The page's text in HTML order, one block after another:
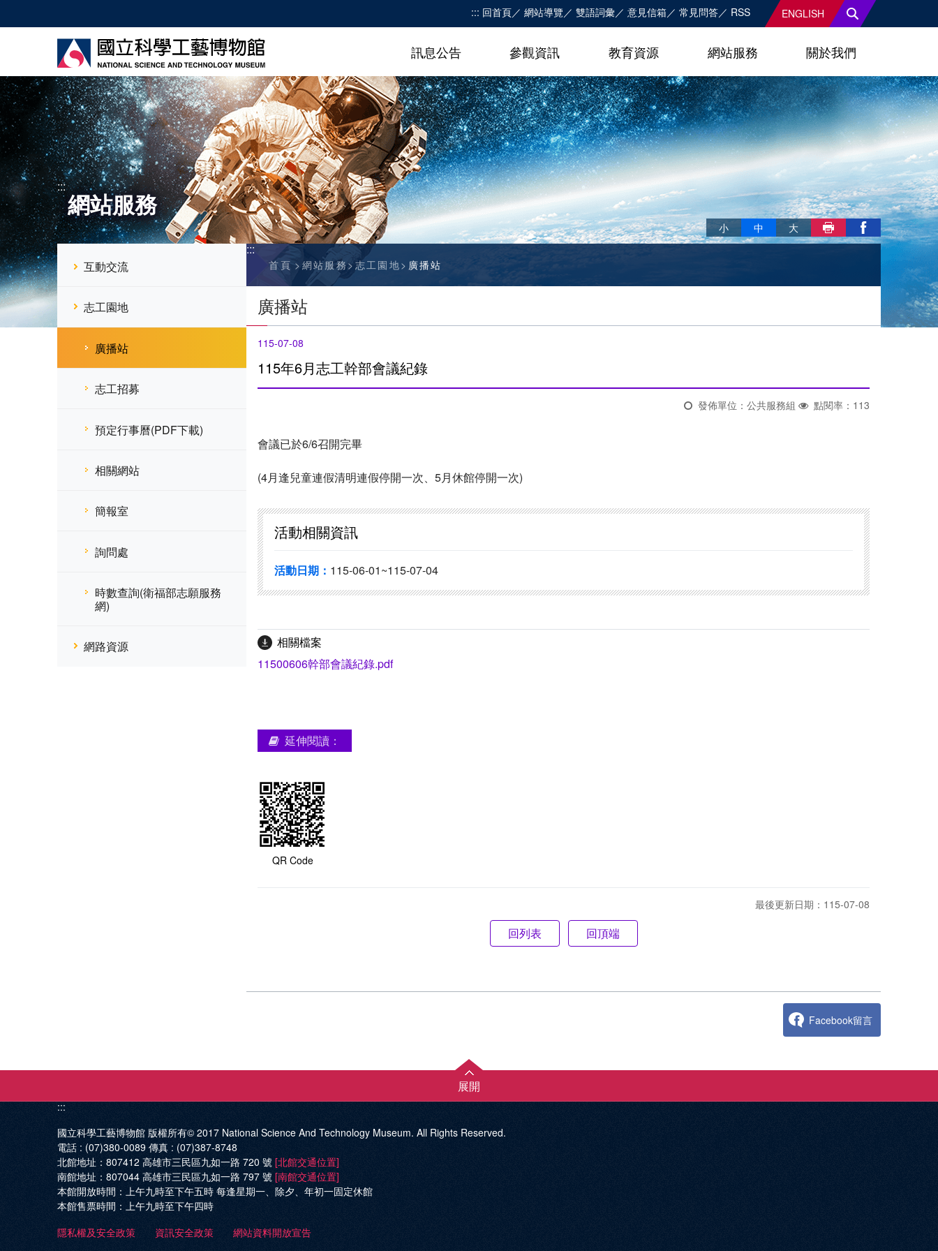
主
::: 回首頁 網站導覽 雙語詞彙 意見信箱 常見問答 RSS ENGLISH
訊息公告 參觀資訊 教育資源 網站服務 關於我們
:::
網站服務
互動交流
志工園地
廣播站
志工招募
預定行事曆(PDF下載)
相關網站
簡報室
詢問處
時數查詢(衛福部志願服務
網)
網路資源
略過字型切換，社群分享工具列
小
中 大
:::
首頁 網站服務 志工園地 廣播站
廣播站
115-07-08
115年6月志工幹部會議紀錄
發佈單位：公共服務組 點閱率：113
會議已於6/6召開完畢
(4月逢兒童連假清明連假停開一次、5月休館停開一次)
活動相關資訊
活動日期： 115-06-01~115-07-04
相關檔案
11500606幹部會議紀錄.pdf
延伸閱讀：
QR Code
最後更新日期：115-07-08
回頂端
Facebook留言
展開
:::
國立科學工藝博物館 版權所有© 2017 National Science And Technology Museum. All Rights Reserved.
電話 : (07)380-0089 傳真 : (07)387-8748
北館地址： 807412 高雄市三民區九如一路 720 號 [北館交通位置]
南館地址： 807044 高雄市三民區九如一路 797 號 [南館交通位置]
本館開放時間： 上午九時至下午五時 每逢星期一、除夕、年初一固定休館
本館售票時間： 上午九時至下午四時
隱私權及安全政策
資訊安全政策 網站資料開放宣告